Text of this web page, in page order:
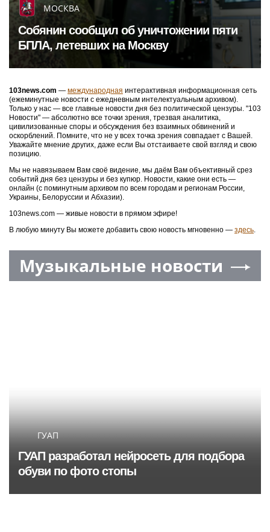
МОСКВА
Собянин сообщил об уничтожении пяти
БПЛА, летевших на Москву
103news.com — международная интерактивная информационная сеть
(ежеминутные новости с ежедневным интелектуальным архивом).
Только у нас — все главные новости дня без политической цензуры. "103
Новости" — абсолютно все точки зрения, трезвая аналитика,
цивилизованные споры и обсуждения без взаимных обвинений и
оскорблений. Помните, что не у всех точка зрения совпадает с Вашей.
Уважайте мнение других, даже если Вы отстаиваете свой взгляд и свою
позицию.
Мы не навязываем Вам своё видение, мы даём Вам объективный срез
событий дня без цензуры и без купюр. Новости, какие они есть —
онлайн (с поминутным архивом по всем городам и регионам России,
Украины, Белоруссии и Абхазии).
103news.com — живые новости в прямом эфире!
В любую минуту Вы можете добавить свою новость мгновенно — здесь.
Музыкальные новости
ГУАП
ГУАП разработал нейросеть для подбора
обуви по фото стопы